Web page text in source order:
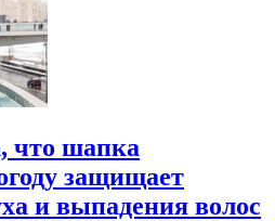
что шапка
защищает
и выпадения волос